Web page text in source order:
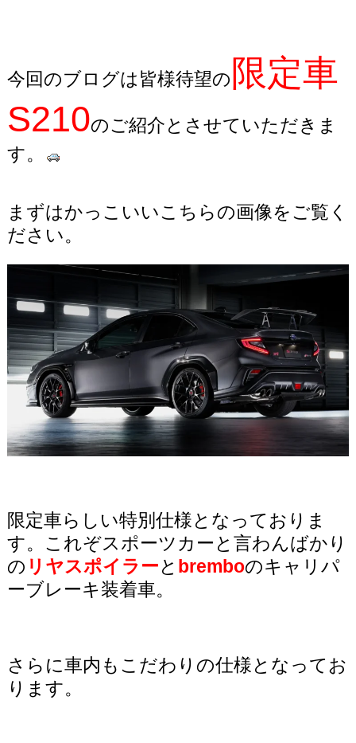
今回のブログは皆様待望の 限定車
S210のご紹介とさせていただきま
す。
まずはかっこいいこちらの画像をご覧く
ださい。
限定車らしい特別仕様となっておりま
す。これぞスポーツカーと言わんばかり
の リヤスポイラー と bremboのキャリパ
ーブレーキ装着車。
さらに車内もこだわりの仕様となってお
ります。